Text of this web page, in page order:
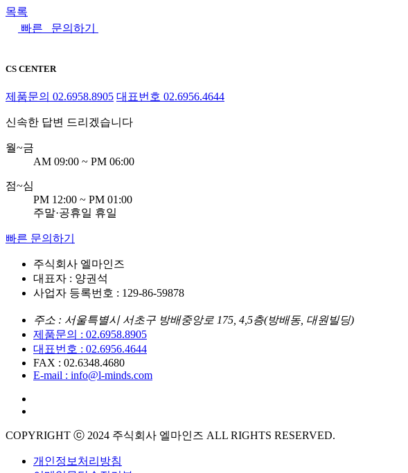
목록
빠른 문의하기
CS CENTER
제품문의 02.6958.8905 대표번호 02.6956.4644
신속한 답변 드리겠습니다
월~금
AM 09:00 ~ PM 06:00
점~심
PM 12:00 ~ PM 01:00
주말·공휴일 휴일
빠른 문의하기
주식회사 엘마인즈
대표자 : 양권석
사업자 등록번호 : 129-86-59878
주소 : 서울특별시 서초구 방배중앙로 175, 4,5층(방배동, 대원빌딩)
제품문의 : 02.6958.8905
대표번호 : 02.6956.4644
FAX : 02.6348.4680
E-mail : info@l-minds.com
COPYRIGHT ⓒ 2024 주식회사 엘마인즈 ALL RIGHTS RESERVED.
개인정보처리방침